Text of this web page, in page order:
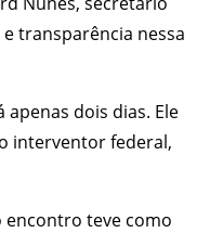
transparência nessa
dois dias. Ele
interventor federal,
encontro teve como